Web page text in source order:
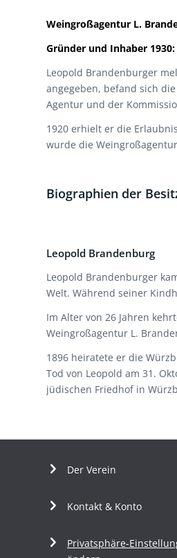
Weingroßagentur L.
Gründer und Inhaber 1930:
Leopold Brandenburger
angegeben, befand sich
Agentur und der
1920 erhielt er die
wurde die
Biographien der
Leopold Brandenburg
Leopold Brandenburger
Welt. Während seiner
Im Alter von 26 Jahren
Weingroßagentur L.
1896 heiratete er die
Tod von Leopold am 31.
jüdischen Friedhof in
Der Verein
Kontakt & Konto
Privatsphäre-